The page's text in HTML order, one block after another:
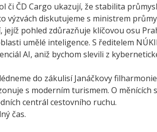
ČD Cargo ukazují, že stabilita
výzvách diskutujeme s ministrem
pohled zdůrazňuje klíčovou osu
umělé inteligence. S ředitelem
AI, aniž bychom slevili z
do zákulisí Janáčkovy
s moderním turismem. O měnících
centrál cestovního ruchu.
čas.